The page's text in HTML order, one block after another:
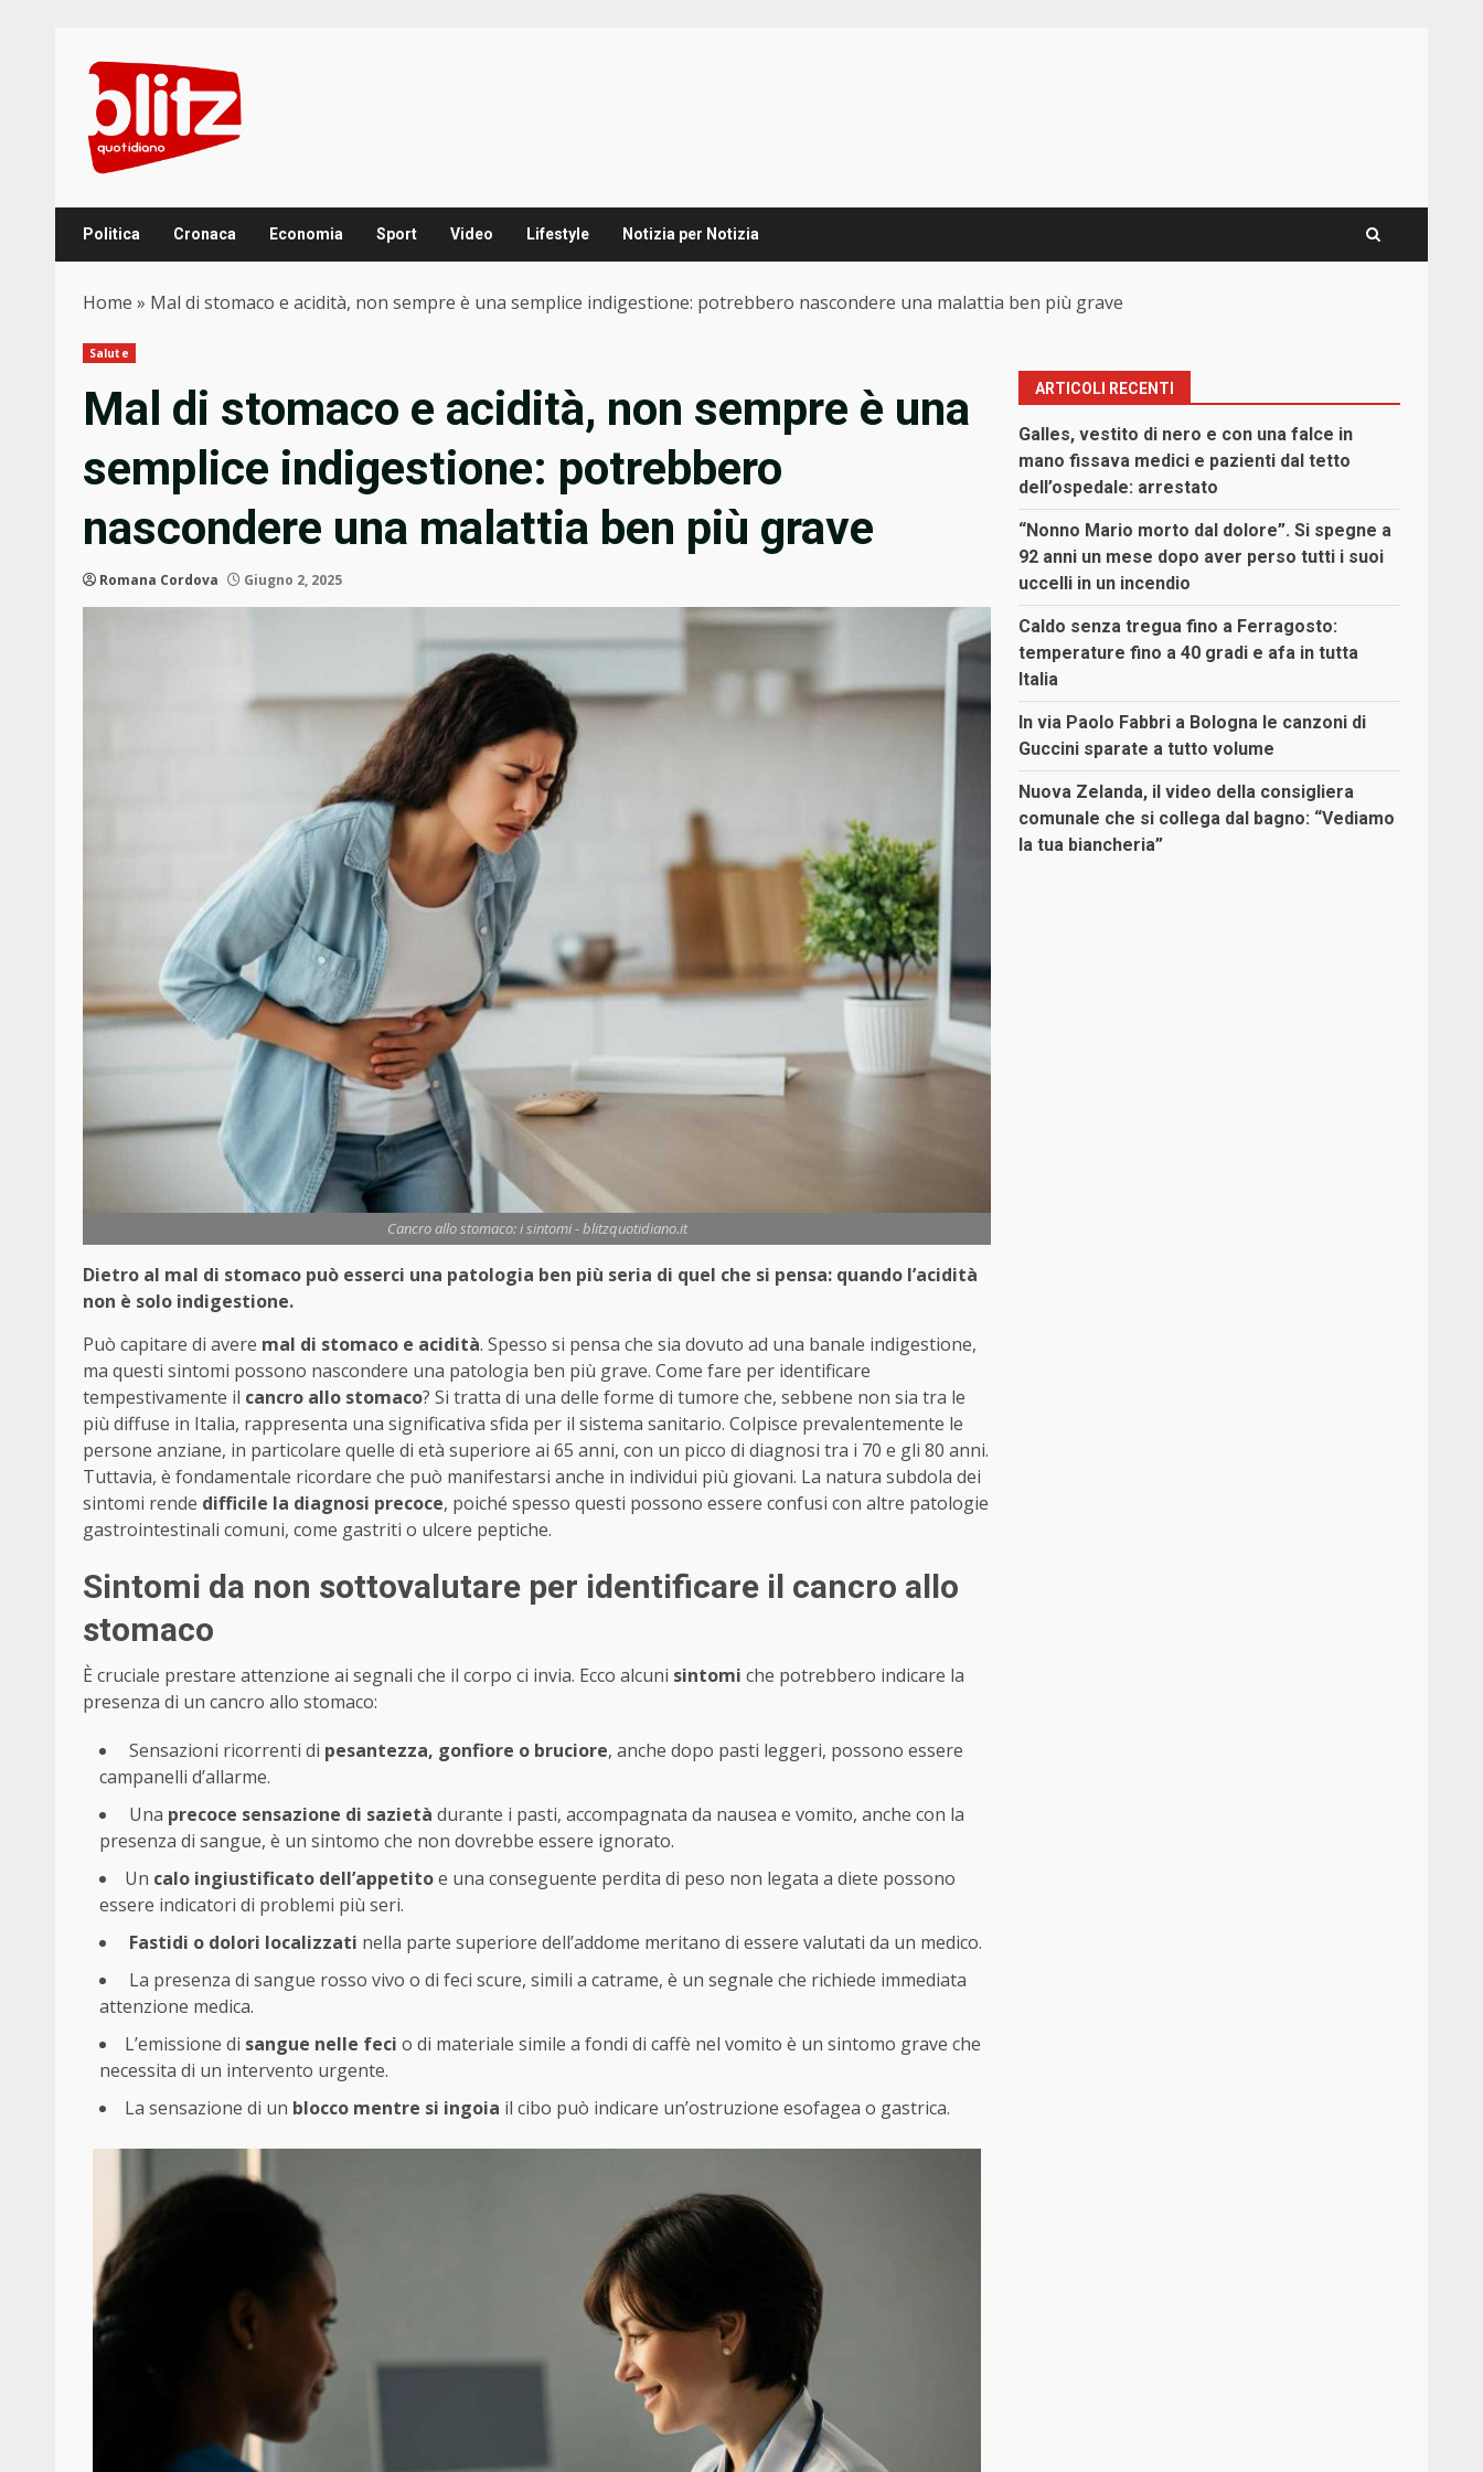
content
Politica Cronaca Economia Sport Video Lifestyle Notizia per Notizia
Home » Mal di stomaco e acidità, non sempre è una semplice indigestione: potrebbero nascondere una malattia ben più grave
Salute
Mal di stomaco e acidità, non sempre è una
semplice indigestione: potrebbero
nascondere una malattia ben più grave
Romana Cordova Giugno 2, 2025
Cancro allo stomaco: i sintomi - blitzquotidiano.it
Dietro al mal di stomaco può esserci una patologia ben più seria di quel che si pensa: quando l’acidità
non è solo indigestione.
Può capitare di avere mal di stomaco e acidità. Spesso si pensa che sia dovuto ad una banale indigestione,
ma questi sintomi possono nascondere una patologia ben più grave. Come fare per identificare
tempestivamente il cancro allo stomaco? Si tratta di una delle forme di tumore che, sebbene non sia tra le
più diffuse in Italia, rappresenta una significativa sfida per il sistema sanitario. Colpisce prevalentemente le
persone anziane, in particolare quelle di età superiore ai 65 anni, con un picco di diagnosi tra i 70 e gli 80 anni.
Tuttavia, è fondamentale ricordare che può manifestarsi anche in individui più giovani. La natura subdola dei
sintomi rende difficile la diagnosi precoce, poiché spesso questi possono essere confusi con altre patologie
gastrointestinali comuni, come gastriti o ulcere peptiche.
Sintomi da non sottovalutare per identificare il cancro allo
stomaco
È cruciale prestare attenzione ai segnali che il corpo ci invia. Ecco alcuni sintomi che potrebbero indicare la
presenza di un cancro allo stomaco:
Sensazioni ricorrenti di pesantezza, gonfiore o bruciore, anche dopo pasti leggeri, possono essere
campanelli d’allarme.
Una precoce sensazione di sazietà durante i pasti, accompagnata da nausea e vomito, anche con la
presenza di sangue, è un sintomo che non dovrebbe essere ignorato.
Un calo ingiustificato dell’appetitoe una conseguente perdita di peso non legata a diete possono
essere indicatori di problemi più seri.
Fastidi o dolori localizzati nella parte superiore dell’addome meritano di essere valutati da un medico.
La presenza di sangue rosso vivo o di feci scure, simili a catrame, è un segnale che richiede immediata
attenzione medica.
L’emissione di sangue nelle feci o di materiale simile a fondi di caffè nel vomito è un sintomo grave che
necessita di un intervento urgente.
La sensazione di un blocco mentre si ingoia il cibo può indicare un’ostruzione esofagea o gastrica.
ARTICOLI RECENTI
Galles, vestito di nero e con una falce in
mano fissava medici e pazienti dal tetto
dell’ospedale: arrestato
“Nonno Mario morto dal dolore”. Si spegne a
92 anni un mese dopo aver perso tutti i suoi
uccelli in un incendio
Caldo senza tregua fino a Ferragosto:
temperature fino a 40 gradi e afa in tutta
Italia
In via Paolo Fabbri a Bologna le canzoni di
Guccini sparate a tutto volume
Nuova Zelanda, il video della consigliera
comunale che si collega dal bagno: “Vediamo
la tua biancheria”